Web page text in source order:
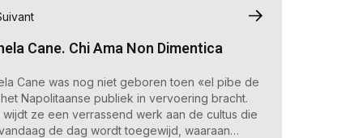
Cane. Chi Ama Non Dimentica
Cane was nog niet geboren toen «el pibe de
Napolitaanse publiek in vervoering bracht.
wijdt ze een verrassend werk aan de cultus die
de dag wordt toegewijd, waaraan